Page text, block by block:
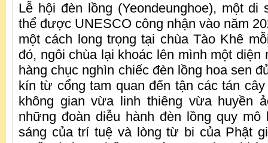
Lễ hội đèn lồng (Yeondeunghoe), một di
thể được UNESCO công nhận vào năm
một cách long trọng tại chùa Tào Khê
đó, ngôi chùa lại khoác lên mình một
hàng chục nghìn chiếc đèn lồng hoa sen
kín từ cổng tam quan đến tận các tán
không gian vừa linh thiêng vừa huyền
những đoàn diễu hành đèn lồng quy mô
sáng của trí tuệ và lòng từ bi của Phật